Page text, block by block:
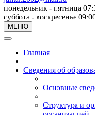
понедельник - пятница
суббота - воскресенье
МЕНЮ
Главная
Сведения об
Основные
Структура и